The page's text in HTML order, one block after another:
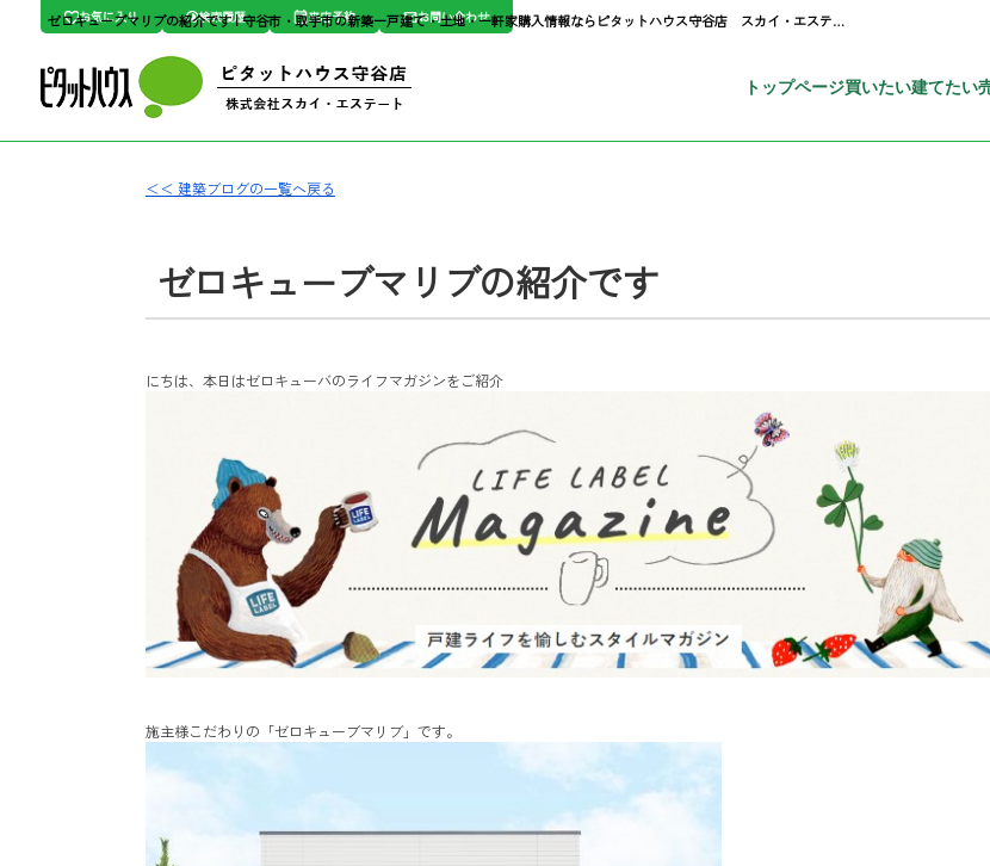
ゼロキューブマリブの紹介です | 守谷市・取手市の新築一戸建て・土地・一軒家購入情報ならピタットハウス守谷店 スカイ・エステート
お気に入り 検索履歴 来店予約 お問い合わせ
トップページ買いたい建てたい
＜＜ 建築ブログの一覧へ戻る
ゼロキューブマリブの紹介です
にちは、本日はゼロキューバのライフマガジンをご紹介
施主様こだわりの「ゼロキューブマリブ」です。